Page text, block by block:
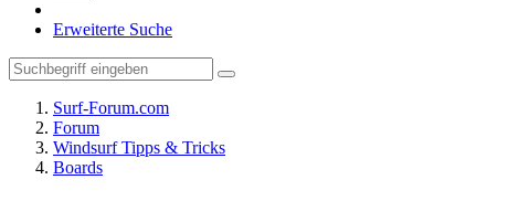
Erweiterte Suche
Surf-Forum.com
Forum
Windsurf Tipps & Tricks
Boards